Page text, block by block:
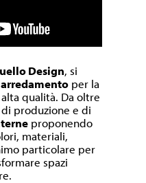
Design, si
per la
qualità. Da oltre
produzione e di
proponendo
materiali,
particolare per
spazi